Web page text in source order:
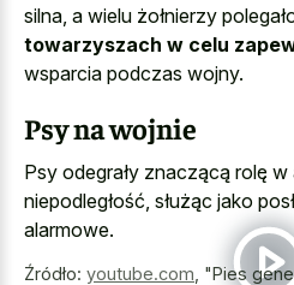
silna, a wielu żołnierzy
towarzyszach w celu
wsparcia podczas wojny.
Psy na wojnie
Psy odegrały znaczącą rolę
niepodległość, służąc jako
alarmowe.
Źródło: youtube.com "Pies